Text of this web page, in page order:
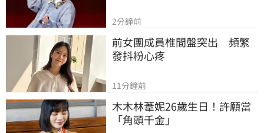
2分鐘前
前女團成員椎間盤突出　頻繁
發抖粉心疼
11分鐘前
木木林葦妮26歲生日！許願當
「角頭千金」